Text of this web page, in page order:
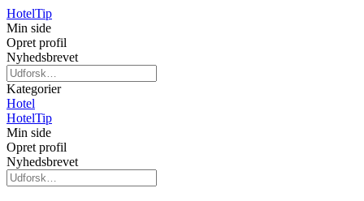
HotelTip
Min side
Opret profil
Nyhedsbrevet
Kategorier
Hotel
HotelTip
Min side
Opret profil
Nyhedsbrevet